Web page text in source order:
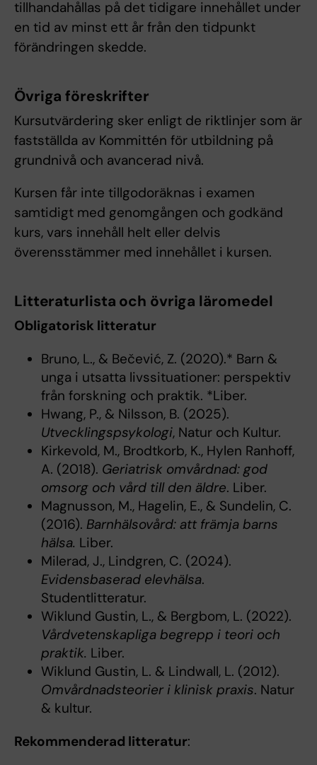
tillhandahållas på det tidigare innehållet under
en tid av minst ett år från den tidpunkt
förändringen skedde.
Övriga föreskrifter
Kursutvärdering sker enligt de riktlinjer som är
fastställda av Kommittén för utbildning på
grundnivå och avancerad nivå.
Kursen får inte tillgodoräknas i examen
samtidigt med genomgången och godkänd
kurs, vars innehåll helt eller delvis
överensstämmer med innehållet i kursen.
Litteraturlista och övriga läromedel
Obligatorisk litteratur
Bruno, L., & Bečević, Z. (2020).* Barn &
unga i utsatta livssituationer: perspektiv
från forskning och praktik. *Liber.
Hwang, P., & Nilsson, B. (2025).
Utvecklingspsykologi, Natur och Kultur.
Kirkevold, M., Brodtkorb, K., Hylen Ranhoff,
A. (2018). Geriatrisk omvårdnad: god
omsorg och vård till den äldre. Liber.
Magnusson, M., Hagelin, E., & Sundelin, C.
(2016). Barnhälsovård: att främja barns
hälsa. Liber.
Milerad, J., Lindgren, C. (2024).
Evidensbaserad elevhälsa.
Studentlitteratur.
Wiklund Gustin, L., & Bergbom, L. (2022).
Vårdvetenskapliga begrepp i teori och
praktik. Liber.
Wiklund Gustin, L. & Lindwall, L. (2012).
Omvårdnadsteorier i klinisk praxis. Natur
& kultur.
Rekommenderad litteratur: